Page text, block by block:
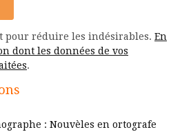
pour réduire les indésirables. En
dont les données de vos
.
: Nouvèles en ortografe